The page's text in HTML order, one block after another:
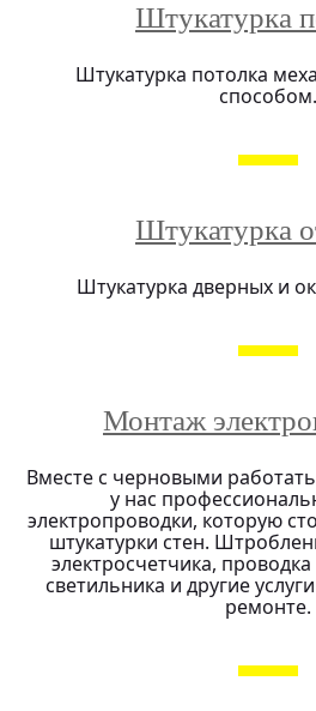
Штукатурка
Штукатурка потолка
способом.
Штукатурка
Штукатурка дверных и
Монтаж
Вместе с черновыми
у нас
электропроводки, которую
штукатурки стен.
электросчетчика,
светильника и другие
ремонте.